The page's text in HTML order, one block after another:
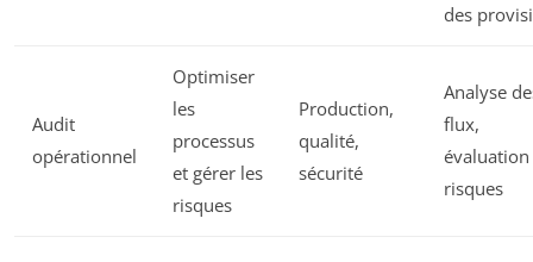
des
Audit
opérationnel
Optimiser
les
processus
et gérer les
risques
Production,
qualité,
sécurité
Analyse
flux,
évaluation
risques